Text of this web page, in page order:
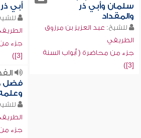
سلمان وأبي ذر
والمقداد
للشيخ: عبد العزيز بن مرزوق
الطريفي
جزء من محاضرة ( أبواب السنة
[3])
أبي ذر
جزء
[3])
فضل
جزء